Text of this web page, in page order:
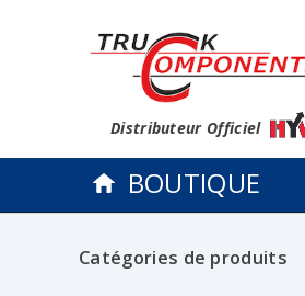
Distributeur Officiel
BOUTIQUE
Catégories de produits